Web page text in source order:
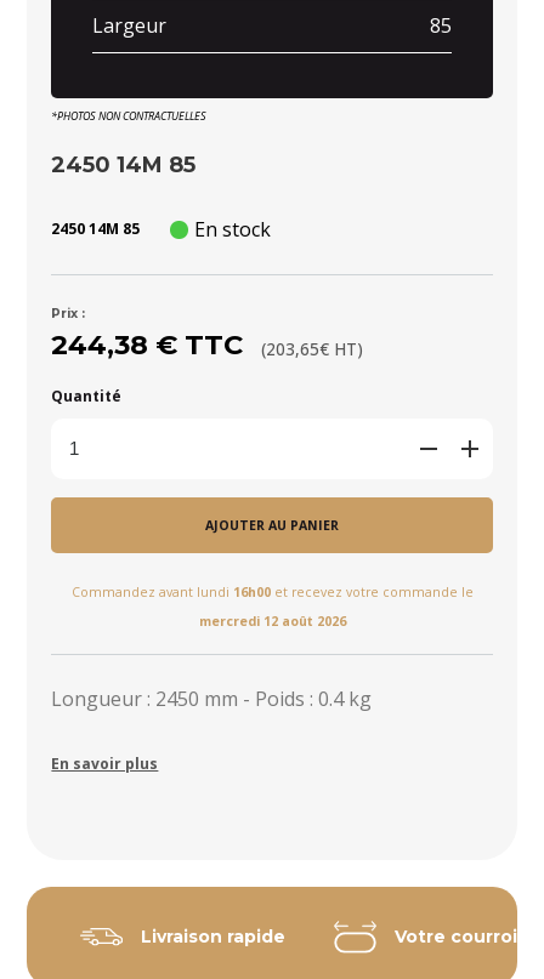
Largeur 85
*PHOTOS NON CONTRACTUELLES
2450 14M 85
2450 14M 85 En stock
Prix :
244,38 € TTC (203,65€ HT)
Quantité
AJOUTER AU PANIER
Commandez avant lundi 16h00et recevez votre commande le
mercredi 12 août 2026
Longueur : 2450 mm - Poids : 0.4 kg
En savoir plus
Livraison rapide Votre courroie